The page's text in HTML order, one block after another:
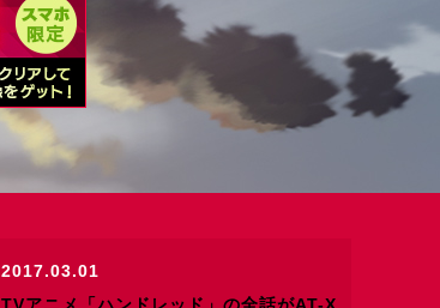
2017.03.01